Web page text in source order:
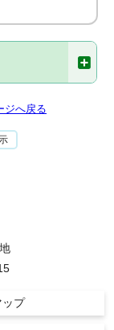
ジへ戻る
ップ